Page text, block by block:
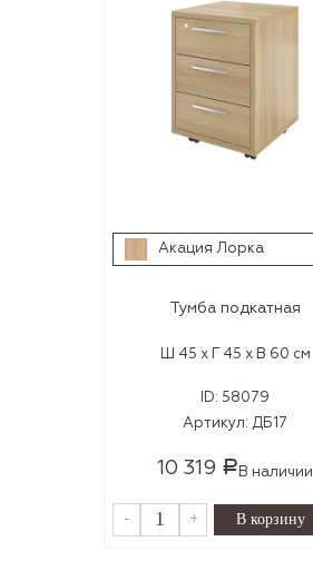
Акация Лорка
Тумба подкатная
Ш 45 x Г 45 x В 60 см
ID: 58079
Артикул: ДБ17
10 319 Р В наличии
- +